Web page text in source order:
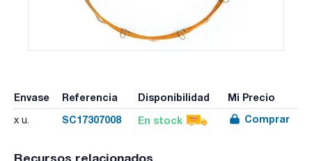
Envase Referencia Disponibilidad Mi Precio
x u. SC17307008 En stock Comprar
Recursos relacionados